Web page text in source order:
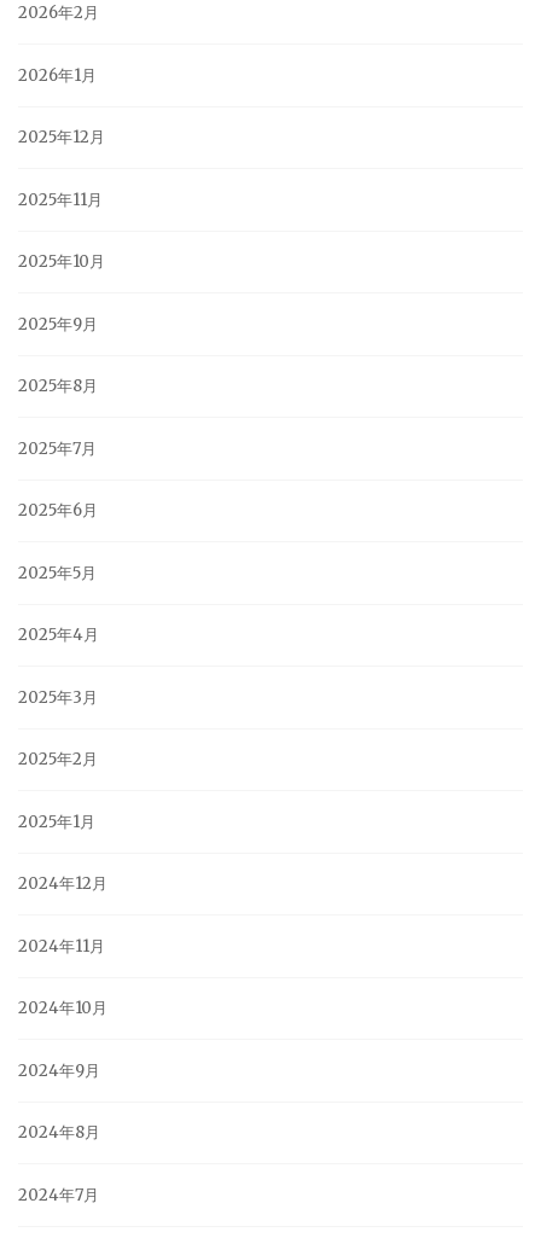
2026年2月
2026年1月
2025年12月
2025年11月
2025年10月
2025年9月
2025年8月
2025年7月
2025年6月
2025年5月
2025年4月
2025年3月
2025年2月
2025年1月
2024年12月
2024年11月
2024年10月
2024年9月
2024年8月
2024年7月